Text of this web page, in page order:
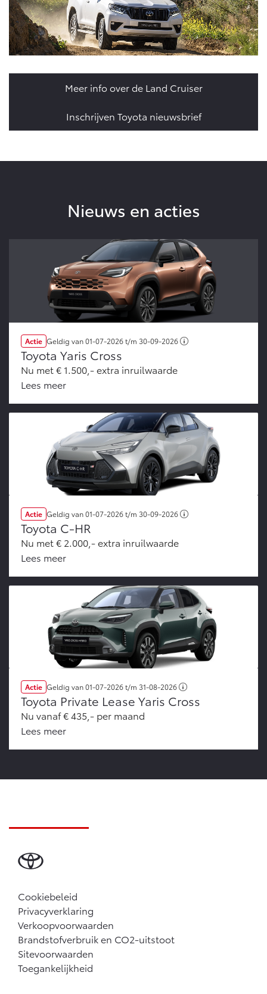
Meer info over de Land Cruiser
Inschrijven Toyota nieuwsbrief
Nieuws en acties
Actie Geldig van01-07-2026t/m 30-09-2026
Toyota Yaris Cross
Nu met € 1.500,- extra inruilwaarde
Lees meer
Actie Geldig van01-07-2026t/m 30-09-2026
Toyota C-HR
Nu met € 2.000,- extra inruilwaarde
Lees meer
Actie Geldig van01-07-2026t/m 31-08-2026
Toyota Private Lease Yaris Cross
Nu vanaf € 435,- per maand
Lees meer
Cookiebeleid
Privacyverklaring
Verkoopvoorwaarden
Brandstofverbruik en CO2-uitstoot
Sitevoorwaarden
Toegankelijkheid